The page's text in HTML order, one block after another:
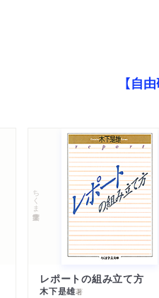
【自
ちくま学芸文庫
レポートの組み立て方
木下是雄著